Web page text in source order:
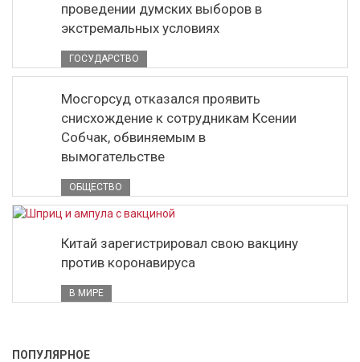
проведении думских выборов в
экстремальных условиях
ГОСУДАРСТВО
Мосгорсуд отказался проявить
снисхождение к сотрудникам Ксении
Собчак, обвиняемым в
вымогательстве
ОБЩЕСТВО
Китай зарегистрировал свою вакцину
против коронавируса
В МИРЕ
ПОПУЛЯРНОЕ